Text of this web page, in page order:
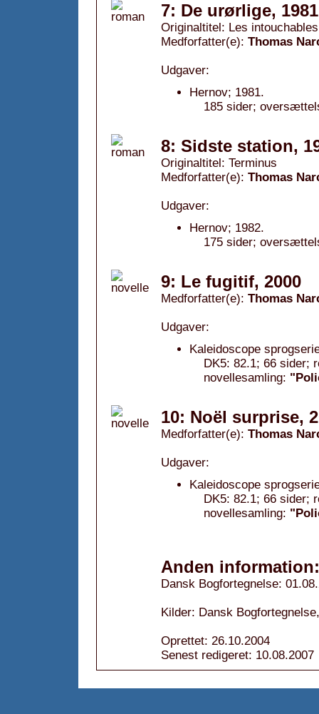
7: De urørlige, 1981
Originaltitel: Les intouchables
Medforfatter(e): Thomas
Udgaver:
Hernov; 1981.
185 sider;
8: Sidste station,
Originaltitel: Terminus
Medforfatter(e): Thomas
Udgaver:
Hernov; 1982.
175 sider;
9: Le fugitif, 2000
Medforfatter(e): Thomas
Udgaver:
Kaleidoscope
DK5: 82.1; 66 sider;
novellesamling:
10: Noël surprise,
Medforfatter(e): Thomas
Udgaver:
Kaleidoscope
DK5: 82.1; 66 sider;
novellesamling:
Anden information:
Dansk Bogfortegnelse:
Kilder: Dansk
Oprettet: 26.10.2004
Senest redigeret: 10.08.2007